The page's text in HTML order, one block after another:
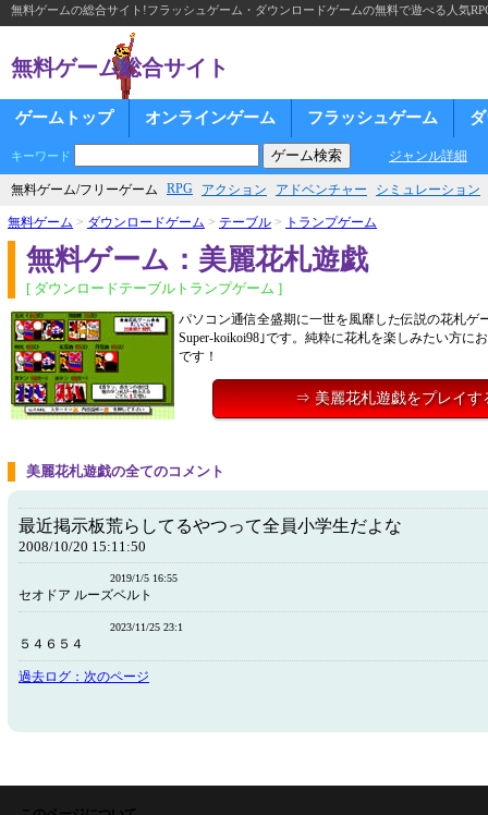
無料ゲームの総合サイト!フラッシュゲーム・ダウンロードゲームの無料で遊べる人気
無料ゲーム総合サイト
ゲームトップ オンラインゲーム フラッシュゲーム
キーワード ジャンル詳細
無料ゲーム/フリーゲーム RPG アクション アドベンチャー シミュレーション
無料ゲーム > ダウンロードゲーム > テーブル > トランプゲーム
無料ゲーム：美麗花札遊戯
[ ダウンロードテーブルトランプゲーム ]
パソコン通信全盛期に一世を風靡した伝説の花札ゲ
Super-koikoi98｣です。純粋に花札を楽しみたい方に
です！
⇒ 美麗花札遊戯をプレイす
美麗花札遊戯の全てのコメント
最近掲示板荒らしてるやつって全員小学生だよな
2008/10/20 15:11:50
2019/1/5 16:55
セオドア ルーズベルト
2023/11/25 23:1
５４６５４
過去ログ：次のページ